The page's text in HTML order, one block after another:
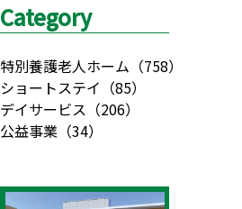
Category
特別養護老人ホーム （758）
ショートステイ （85）
デイサービス （206）
公益事業 （34）